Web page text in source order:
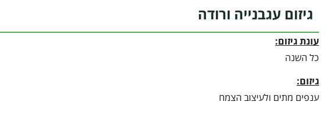
גיזום עגבנייה ורודה
עונת גיזום:
כל השנה
גיזום:
ענפים מתים ולעיצוב הצמח